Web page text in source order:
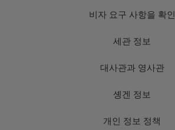
비자 요구 사항을 확인
세관 정보
대사관과 영사관
솅겐 정보
개인 정보 정책